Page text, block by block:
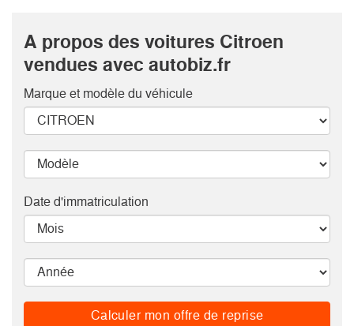
A propos des voitures Citroen
vendues avec autobiz.fr
Marque et modèle du véhicule
Date d'immatriculation
Calculer mon offre de reprise